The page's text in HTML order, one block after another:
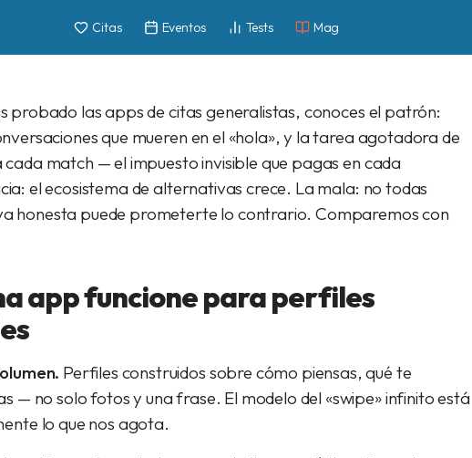
Citas Eventos Tests Mag
probado las apps de citas generalistas, conoces el patrón:
que mueren en el «hola», y la tarea agotadora de
match — el impuesto invisible que pagas en cada
el ecosistema de alternativas crece. La mala: no todas
honesta puede prometerte lo contrario. Comparemos con
app funcione para perfiles
Perfiles construidos sobre cómo piensas, qué te
— no solo fotos y una frase. El modelo del «swipe» infinito está
lo que nos agota.